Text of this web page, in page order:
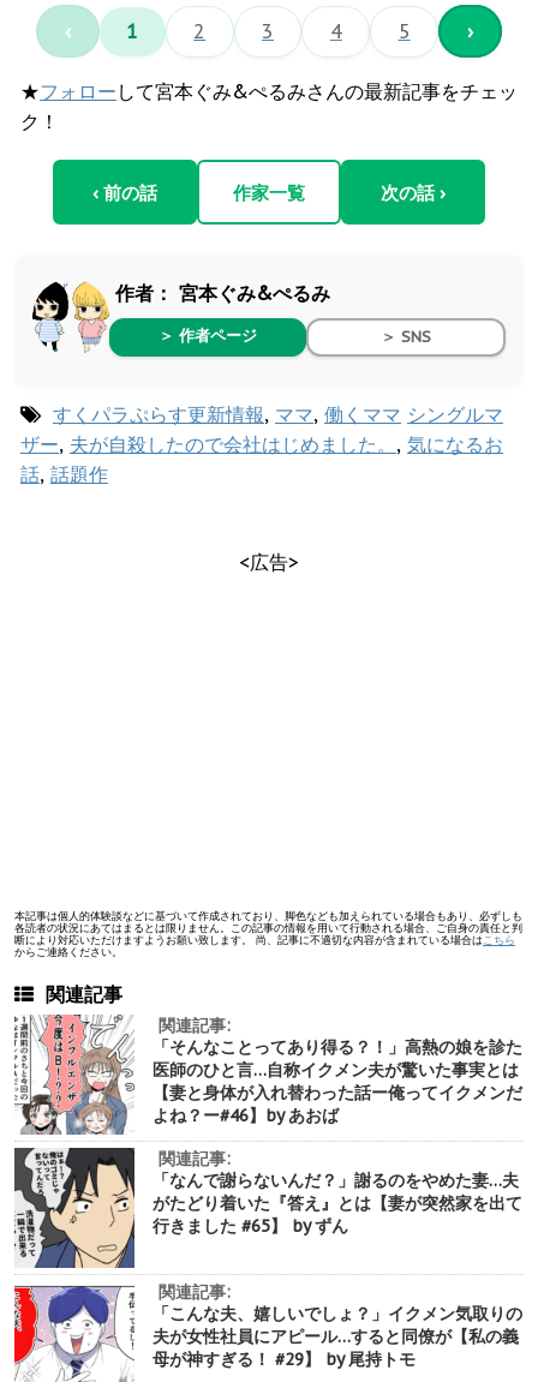
‹ 1 2 3 4 5 ›
★フォロー して宮本ぐみ&ぺるみさんの最新記事をチェッ
ク！
‹ 前の話 作家一覧 次の話 ›
作者： 宮本ぐみ&ぺるみ
＞ 作者ページ ＞ SNS
すくパラぷらす更新情報, ママ, 働くママ シングルマ
ザー, 夫が自殺したので会社はじめました。 , 気になるお
話, 話題作
<広告>
本記事は個人的体験談などに基づいて作成されており、脚色なども加えられている場合もあり、必ずしも
各読者の状況にあてはまるとは限りません。この記事の情報を用いて行動される場合、ご自身の責任と判
断により対応いただけますようお願い致します。 尚、記事に不適切な内容が含まれている場合は こちら
からご連絡ください。
関連記事
関連記事:
「そんなことってあり得る？！」高熱の娘を診た
医師のひと言…自称イクメン夫が驚いた事実とは
【妻と身体が入れ替わった話ー俺ってイクメンだ
よね？ー#46】by あおば
関連記事:
「なんで謝らないんだ？」謝るのをやめた妻…夫
がたどり着いた『答え』とは【妻が突然家を出て
行きました #65】 by ずん
関連記事:
「こんな夫、嬉しいでしょ？」イクメン気取りの
夫が女性社員にアピール…すると同僚が【私の義
母が神すぎる！ #29】 by 尾持トモ